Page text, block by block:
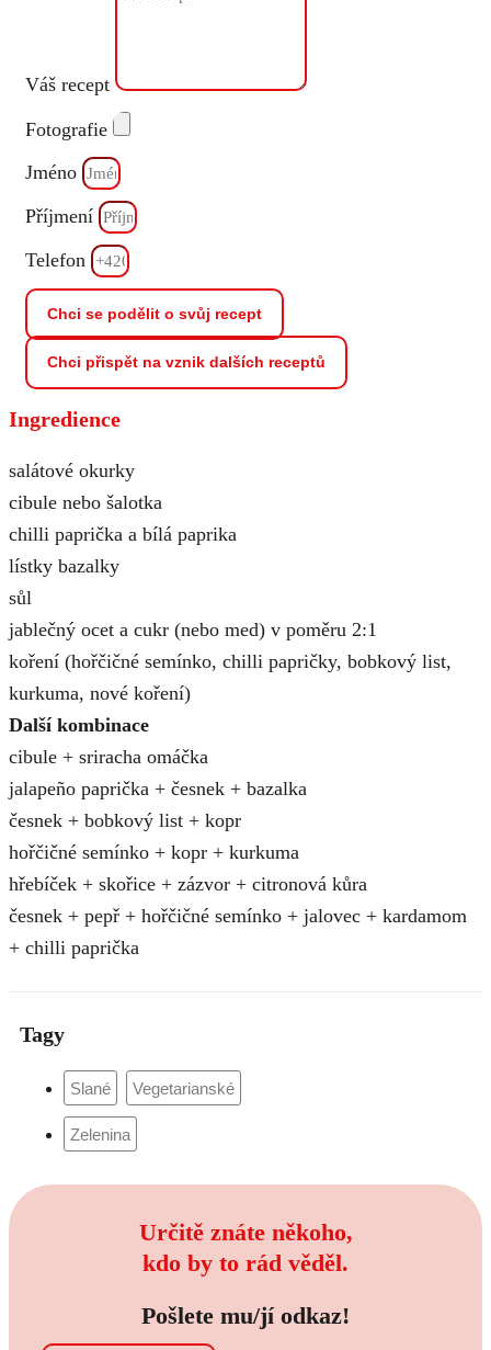
Váš recept
Fotografie
Jméno
Příjmení
Telefon
Chci se podělit o svůj recept
Chci přispět na vznik dalších receptů
Ingredience
salátové okurky
cibule nebo šalotka
chilli paprička a bílá paprika
lístky bazalky
sůl
jablečný ocet a cukr (nebo med) v poměru 2:1
koření (hořčičné semínko, chilli papričky, bobkový list,
kurkuma, nové koření)
Další kombinace
cibule + sriracha omáčka
jalapeño paprička + česnek + bazalka
česnek + bobkový list + kopr
hořčičné semínko + kopr + kurkuma
hřebíček + skořice + zázvor + citronová kůra
česnek + pepř + hořčičné semínko + jalovec + kardamom
+ chilli paprička
Tagy
Určitě znáte někoho,
kdo by to rád věděl.
Pošlete mu/jí odkaz!